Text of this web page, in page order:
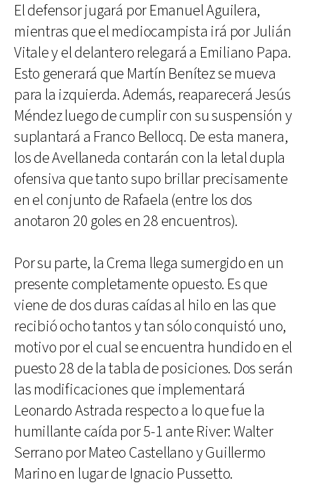
El defensor jugará por Emanuel Aguilera,
mientras que el mediocampista irá por Julián
Vitale y el delantero relegará a Emiliano Papa.
Esto generará que Martín Benítez se mueva
para la izquierda. Además, reaparecerá Jesús
Méndez luego de cumplir con su suspensión y
suplantará a Franco Bellocq. De esta manera,
los de Avellaneda contarán con la letal dupla
ofensiva que tanto supo brillar precisamente
en el conjunto de Rafaela (entre los dos
anotaron 20 goles en 28 encuentros).
Por su parte, la Crema llega sumergido en un
presente completamente opuesto. Es que
viene de dos duras caídas al hilo en las que
recibió ocho tantos y tan sólo conquistó uno,
motivo por el cual se encuentra hundido en el
puesto 28 de la tabla de posiciones. Dos serán
las modificaciones que implementará
Leonardo Astrada respecto a lo que fue la
humillante caída por 5-1 ante River: Walter
Serrano por Mateo Castellano y Guillermo
Marino en lugar de Ignacio Pussetto.